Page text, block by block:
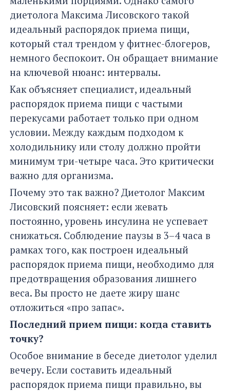
диетолога Максима Лисовского такой
идеальный распорядок приема пищи,
который стал трендом у фитнес-блогеров,
немного беспокоит. Он обращает внимание
на ключевой нюанс: интервалы.
Как объясняет специалист, идеальный
распорядок приема пищи с частыми
перекусами работает только при одном
условии. Между каждым подходом к
холодильнику или столу должно пройти
минимум три-четыре часа. Это критически
важно для организма.
Почему это так важно? Диетолог Максим
Лисовский поясняет: если жевать
постоянно, уровень инсулина не успевает
снижаться. Соблюдение паузы в 3–4 часа в
рамках того, как построен идеальный
распорядок приема пищи, необходимо для
предотвращения образования лишнего
веса. Вы просто не даете жиру шанс
отложиться «про запас».
Последний прием пищи: когда ставить
точку?
Особое внимание в беседе диетолог уделил
вечеру. Если составить идеальный
распорядок приема пищи правильно, вы